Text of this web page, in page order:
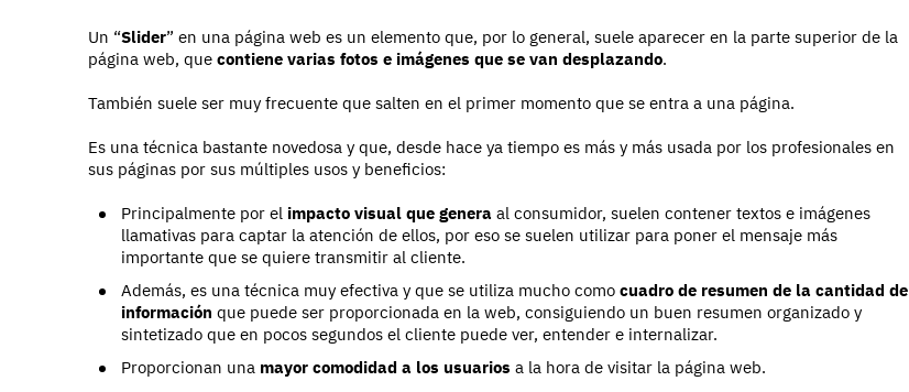
Un “Slider” en una página web es un elemento que, por lo general, suele aparecer en la parte superior de la
página web, que contiene varias fotos e imágenes que se van desplazando.
También suele ser muy frecuente que salten en el primer momento que se entra a una página.
Es una técnica bastante novedosa y que, desde hace ya tiempo es más y más usada por los profesionales en
sus páginas por sus múltiples usos y beneficios:
Principalmente por el impacto visual que genera al consumidor, suelen contener textos e imágenes
llamativas para captar la atención de ellos, por eso se suelen utilizar para poner el mensaje más
importante que se quiere transmitir al cliente.
Además, es una técnica muy efectiva y que se utiliza mucho como cuadro de resumen de la cantidad de
información que puede ser proporcionada en la web, consiguiendo un buen resumen organizado y
sintetizado que en pocos segundos el cliente puede ver, entender e internalizar.
Proporcionan una mayor comodidad a los usuarios a la hora de visitar la página web.